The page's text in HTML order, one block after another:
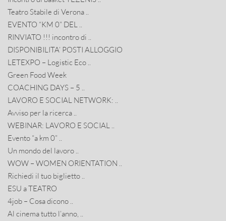
Teatro Stabile di Verona ..
EVENTO “KM 0” DEL ..
RINVIATO !!! incontro di ..
DISPONIBILITA’ POSTI ALLOGGIO
LETEXPO – Logistic Eco ..
Green Food Week
COACHING DAYS – 5 ..
LAVORO E SOCIAL NETWORK: ..
Avviso per la ricerca ..
WEBINAR: LAVORO E SOCIAL ..
Evento “a km 0” ..
Un mondo del lavoro ..
WOW – WOMEN ORIENTATION ..
Richiedi il tuo biglietto ..
ESU a TEATRO
4job – Cosa dicono ..
Al cinema tutto l’anno, ..